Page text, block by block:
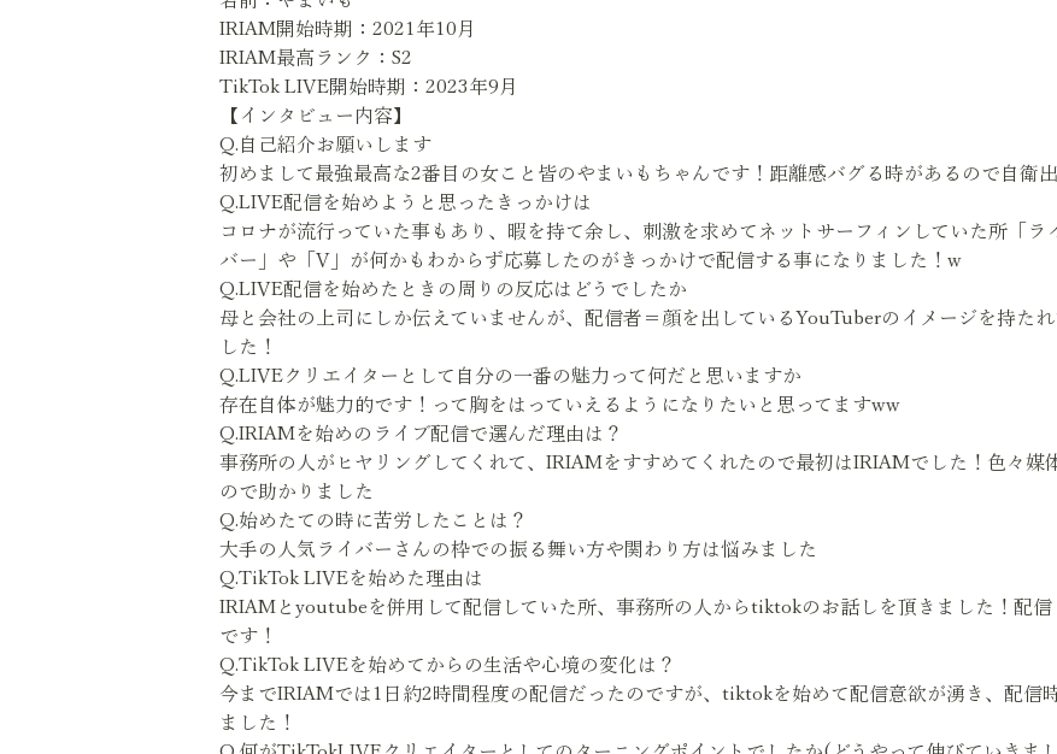
IRIAM開始時期：2021年10月
IRIAM最高ランク：S2
TikTok LIVE開始時期：2023年9月
【インタビュー内容】
Q.自己紹介お願いします
初めまして最強最高な2番目の女こと皆のやまいもちゃんです！距離感バグる時があるので自衛
Q.LIVE配信を始めようと思ったきっかけは
コロナが流行っていた事もあり、暇を持て余し、刺激を求めてネットサーフィンしていた所「ラ
バー」や「V」が何かもわからず応募したのがきっかけで配信する事になりました！w
Q.LIVE配信を始めたときの周りの反応はどうでしたか
母と会社の上司にしか伝えていませんが、配信者＝顔を出しているYouTuberのイメージを持た
した！
Q.LIVEクリエイターとして自分の一番の魅力って何だと思いますか
存在自体が魅力的です！って胸をはっていえるようになりたいと思ってますww
Q.IRIAMを始めのライブ配信で選んだ理由は？
事務所の人がヒヤリングしてくれて、IRIAMをすすめてくれたので最初はIRIAMでした！色々媒
ので助かりました
Q.始めたての時に苦労したことは？
大手の人気ライバーさんの枠での振る舞い方や関わり方は悩みました
Q.TikTok LIVEを始めた理由は
IRIAMとyoutubeを併用して配信していた所、事務所の人からtiktokのお話しを頂きました！配
です！
Q.TikTok LIVEを始めてからの生活や心境の変化は？
今までIRIAMでは1日約2時間程度の配信だったのですが、tiktokを始めて配信意欲が湧き、配信
ました！